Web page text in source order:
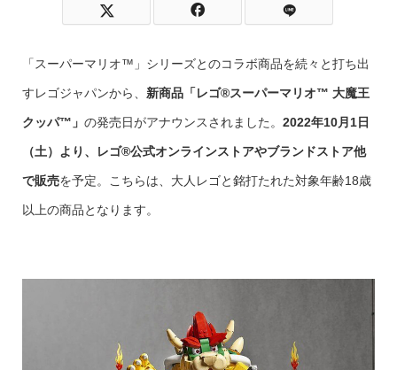
「スーパーマリオ™」シリーズとのコラボ商品を続々と打ち出
すレゴジャパンから、 新商品「レゴ®スーパーマリオ™ 大魔王
クッパ™」 の発売日がアナウンスされました。 2022年10月1日
（土）より、レゴ®公式オンラインストアやブランドストア他
で販売を予定。こちらは、大人レゴと銘打たれた対象年齢18歳
以上の商品となります。